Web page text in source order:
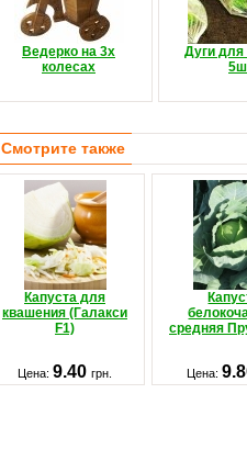
Ведерко на 3х
колесах
Дуги для
Смотрите также
Капуста для
квашения (Галакси
F1)
средняя
Цена: 9.40 грн. Цена: